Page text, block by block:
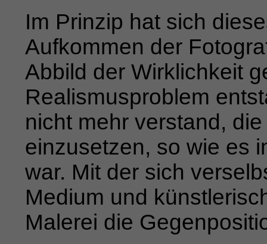
Im Prinzip hat sich
Aufkommen der
Abbild der Wirklichkeit
Realismusproblem
nicht mehr verstand,
einzusetzen, so wie es
war. Mit der sich
Medium und
Malerei die